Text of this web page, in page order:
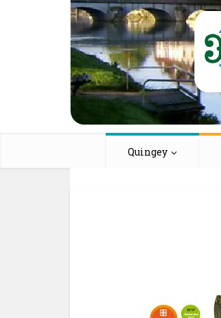
Quingey